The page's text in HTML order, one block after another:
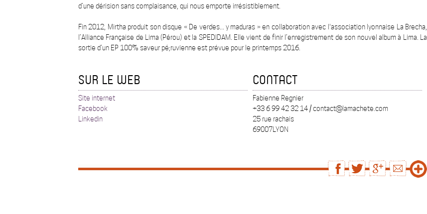
d’une dérision sans complaisance, qui nous emporte irrésistiblement.
Fin 2012, Mirtha produit son disque « De verdes... y maduras » en collaboration avec l'association lyonnaise La Brecha,
l’Alliance Française de Lima (Pérou) et la SPEDIDAM. Elle vient de finir l’enregistrement de son nouvel album à Lima. La
sortie d’un EP 100% saveur pé;ruvienne est prévue pour le printemps 2016.
SUR LE WEB
Site internet
Facebook
Linkedin
CONTACT
Fabienne Regnier
+33 6 99 42 32 14 / contact@lamachete.com
25 rue rachais
69007LYON